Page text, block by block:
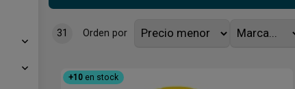
31 Orden por
+10en stock